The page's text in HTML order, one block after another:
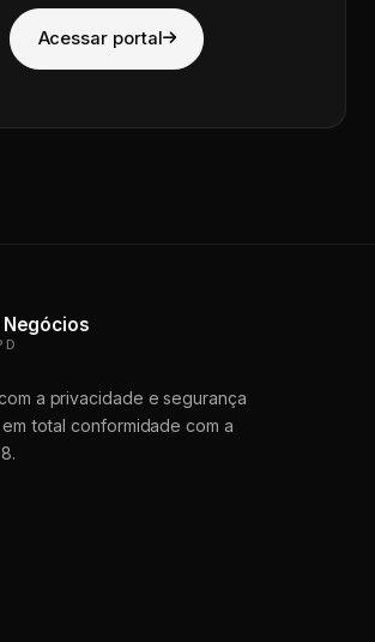
Acessar portal
Negócios
a privacidade e segurança
total conformidade com a